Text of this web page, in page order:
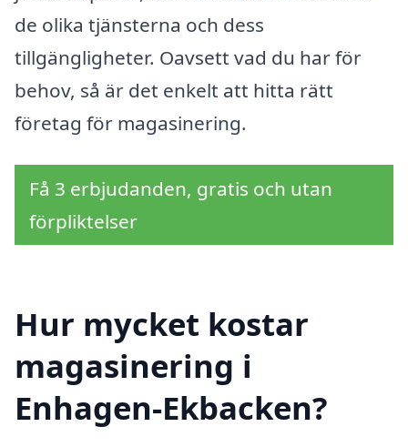
de olika tjänsterna och dess
tillgängligheter. Oavsett vad du har för
behov, så är det enkelt att hitta rätt
företag för magasinering.
Få 3 erbjudanden, gratis och utan
förpliktelser
Hur mycket kostar
magasinering i
Enhagen-Ekbacken?